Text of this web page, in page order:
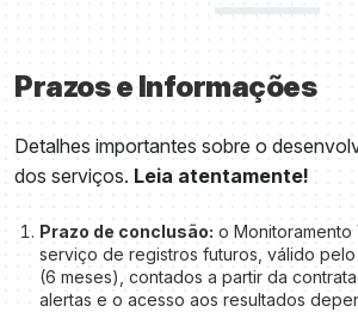
Prazos e Informações
Detalhes importantes sobre o
dos serviços. Leia atentamente!
Prazo de conclusão: o Monitoramento
serviço de registros futuros, válido
(6 meses), contados a partir da
alertas e o acesso aos resultados